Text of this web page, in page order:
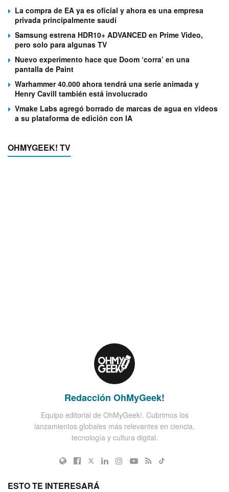
La compra de EA ya es oficial y ahora es una empresa
privada principalmente saudí
Samsung estrena HDR10+ ADVANCED en Prime Video,
pero solo para algunas TV
Nuevo experimento hace que Doom ‘corra’ en una
pantalla de Paint
Warhammer 40.000 ahora tendrá una serie animada y
Henry Cavill también está involucrado
Vmake Labs agregó borrado de marcas de agua en videos
a su plataforma de edición con IA
OHMYGEEK! TV
Redacción OhMyGeek!
Equipo editorial de OhMyGeek!. Cubrimos los
lanzamientos globales más relevantes en ciencia,
tecnología y cultura digital.
ESTO TE INTERESARÁ